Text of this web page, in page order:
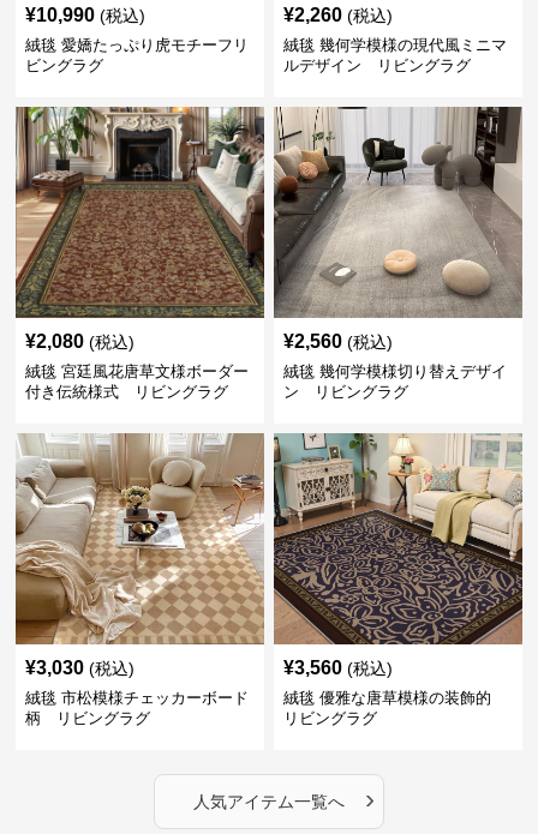
¥10,990 (税込)
絨毯 愛嬌たっぷり虎モチーフリ
ビングラグ
¥2,260 (税込)
絨毯 幾何学模様の現代風ミニマ
ルデザイン リビングラグ
¥2,080 (税込)
絨毯 宮廷風花唐草文様ボーダー
付き伝統様式 リビングラグ
¥2,560 (税込)
絨毯 幾何学模様切り替えデザイ
ン リビングラグ
¥3,030 (税込)
絨毯 市松模様チェッカーボード
柄 リビングラグ
¥3,560 (税込)
絨毯 優雅な唐草模様の装飾的
リビングラグ
人気アイテム一覧へ ›